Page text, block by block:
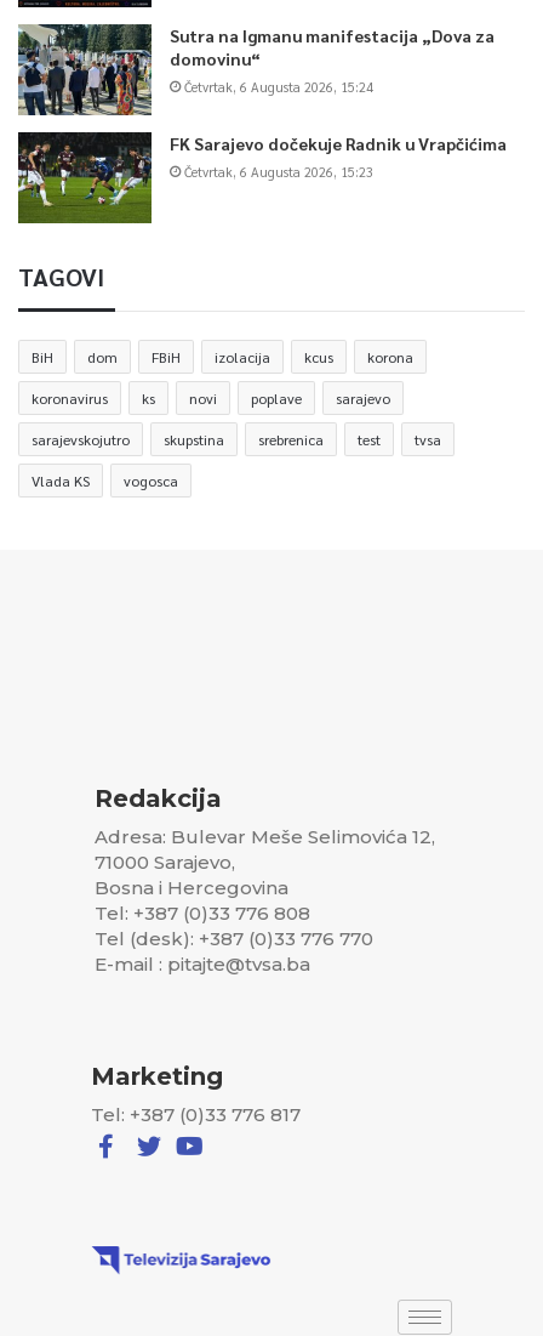
Sutra na Igmanu manifestacija „Dova za
domovinu“
Četvrtak, 6 Augusta 2026, 15:24
FK Sarajevo dočekuje Radnik u Vrapčićima
Četvrtak, 6 Augusta 2026, 15:23
TAGOVI
BiH dom FBiH izolacija kcus korona
koronavirus ks novi poplave sarajevo
sarajevskojutro skupstina srebrenica test tvsa
Vlada KS vogosca
Redakcija
Adresa: Bulevar Meše Selimovića 12,
71000 Sarajevo,
Bosna i Hercegovina
Tel: +387 (0)33 776 808
Tel (desk): +387 (0)33 776 770
E-mail : pitajte@tvsa.ba
Marketing
Tel: +387 (0)33 776 817